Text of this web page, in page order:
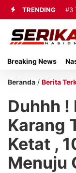
TRENDING #3
Breaking News
Beranda / Berita
Duhhh !
Karang
Ketat ,
Menuju